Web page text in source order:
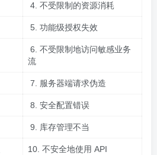
4. 不受限制的资源消耗
5. 功能级授权失效
6. 不受限制地访问敏感业务
流
7. 服务器端请求伪造
8. 安全配置错误
9. 库存管理不当
10. 不安全地使用 API